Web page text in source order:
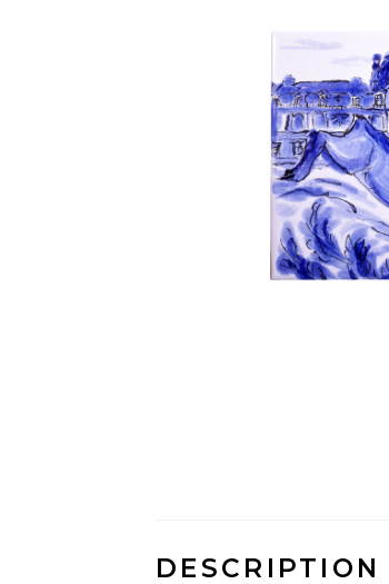
DESCRIPTION